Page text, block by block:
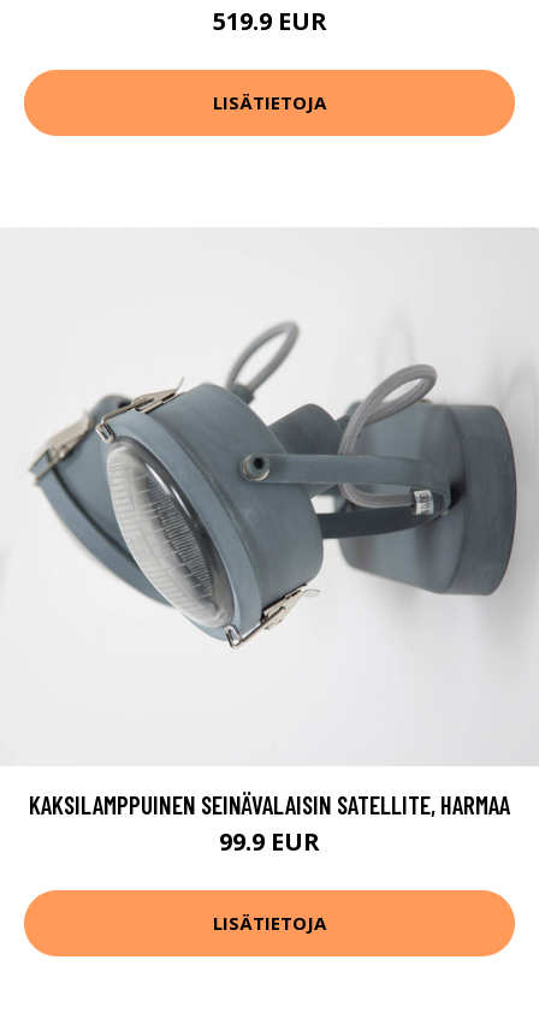
519.9 EUR
LISÄTIETOJA
KAKSILAMPPUINEN SEINÄVALAISIN SATELLITE, HARMAA
99.9 EUR
LISÄTIETOJA